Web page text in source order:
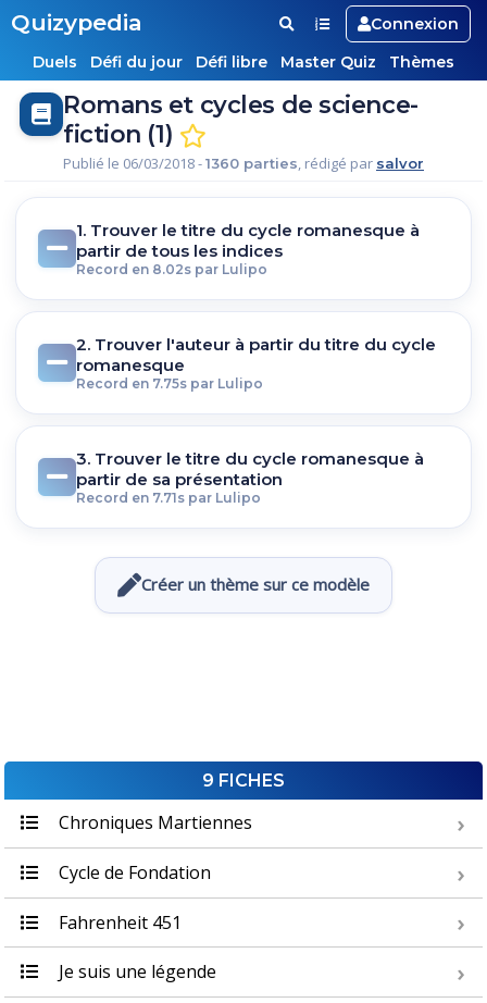
Quizypedia
Connexion
Duels
Défi du jour Défi libre Master Quiz Thèmes
Romans et cycles de science-
fiction (1)
Publié le 06/03/2018 -1360 parties, rédigé par salvor
1. Trouver le titre du cycle romanesque à
partir de tous les indices
Record en 8.02s par Lulipo
2. Trouver l'auteur à partir du titre du cycle
romanesque
Record en 7.75s par Lulipo
3. Trouver le titre du cycle romanesque à
partir de sa présentation
Record en 7.71s par Lulipo
Créer un thème sur ce modèle
9 FICHES
Chroniques Martiennes
Cycle de Fondation
Fahrenheit 451
Je suis une légende